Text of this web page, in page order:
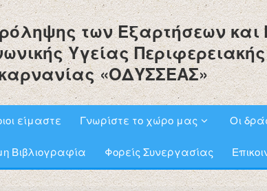
των Εξαρτήσεων
Υγείας
«ΟΔΥΣΣΕΑΣ»
είμαστε Γνωρίστε το χώρο μας Οι
Βιβλιογραφία Φορείς Συνεργασίας